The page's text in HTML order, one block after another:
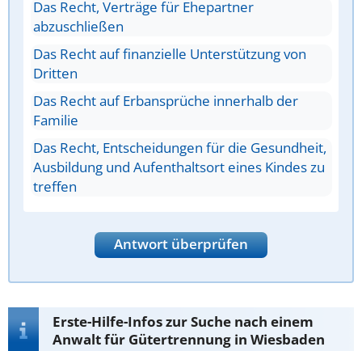
Das Recht, Verträge für Ehepartner
abzuschließen
Das Recht auf finanzielle Unterstützung von
Dritten
Das Recht auf Erbansprüche innerhalb der
Familie
Das Recht, Entscheidungen für die Gesundheit,
Ausbildung und Aufenthaltsort eines Kindes zu
treffen
Antwort überprüfen
Erste-Hilfe-Infos zur Suche nach einem
Anwalt für Gütertrennung in Wiesbaden